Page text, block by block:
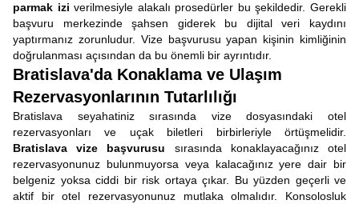
parmak iziverilmesiyle alakalı prosedürler bu şekildedir. Gerekli
başvuru merkezinde şahsen giderek bu dijital veri kaydını
yaptırmanız zorunludur. Vize başvurusu yapan kişinin kimliğinin
doğrulanması açısından da bu önemli bir ayrıntıdır.
Bratislava'da Konaklama ve Ulaşım
Rezervasyonlarının Tutarlılığı
Bratislava seyahatiniz sırasında vize dosyasındaki otel
rezervasyonları ve uçak biletleri birbirleriyle örtüşmelidir.
Bratislava vize başvurusu sırasında konaklayacağınız otel
rezervasyonunuz bulunmuyorsa veya kalacağınız yere dair bir
belgeniz yoksa ciddi bir risk ortaya çıkar. Bu yüzden geçerli ve
aktif bir otel rezervasyonunuz mutlaka olmalıdır. Konsolosluk